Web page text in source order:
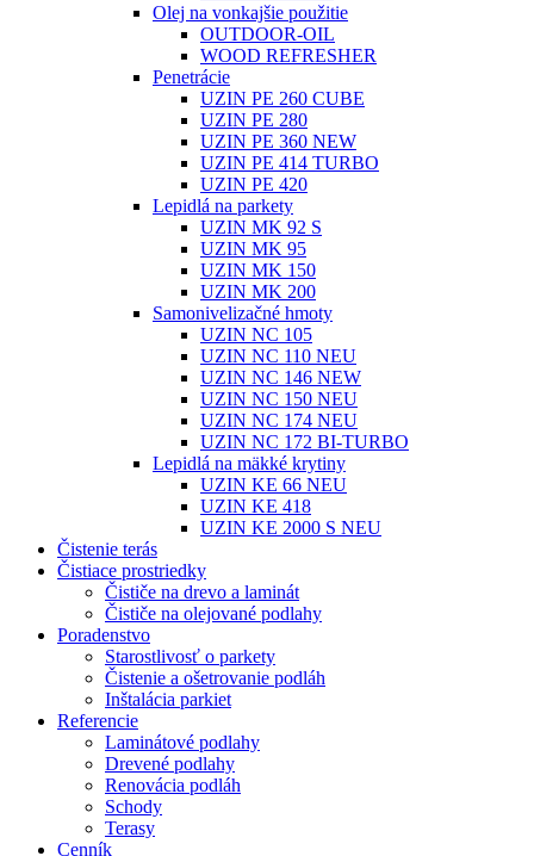
Olej na vonkajšie použitie
OUTDOOR-OIL
WOOD REFRESHER
Penetrácie
UZIN PE 260 CUBE
UZIN PE 280
UZIN PE 360 NEW
UZIN PE 414 TURBO
UZIN PE 420
Lepidlá na parkety
UZIN MK 92 S
UZIN MK 95
UZIN MK 150
UZIN MK 200
Samonivelizačné hmoty
UZIN NC 105
UZIN NC 110 NEU
UZIN NC 146 NEW
UZIN NC 150 NEU
UZIN NC 174 NEU
UZIN NC 172 BI-TURBO
Lepidlá na mäkké krytiny
UZIN KE 66 NEU
UZIN KE 418
UZIN KE 2000 S NEU
Čistenie terás
Čistiace prostriedky
Čističe na drevo a laminát
Čističe na olejované podlahy
Poradenstvo
Starostlivosť o parkety
Čistenie a ošetrovanie podláh
Inštalácia parkiet
Referencie
Laminátové podlahy
Drevené podlahy
Renovácia podláh
Schody
Terasy
Cenník